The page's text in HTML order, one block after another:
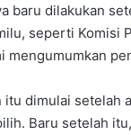
baru dilakukan
seperti Komisi
mengumumkan
itu dimulai setelah
Baru setelah